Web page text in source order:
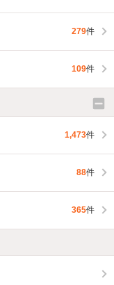
279件
109件
1,473件
88件
365件